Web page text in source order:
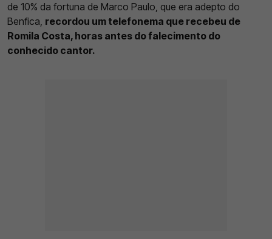
de 10% da fortuna de Marco Paulo, que era adepto do
Benfica, recordou um telefonema que recebeu de
Romila Costa, horas antes do falecimento do
conhecido cantor.